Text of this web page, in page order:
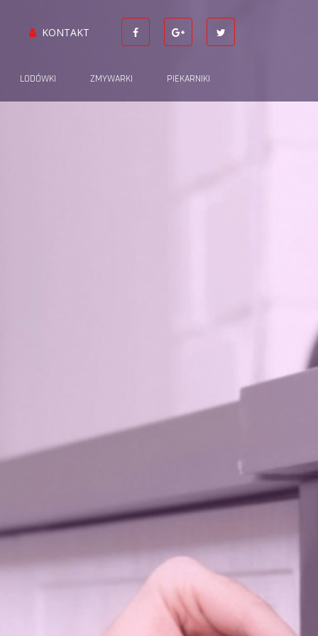
KONTAKT
LODÓWKI ZMYWARKI PIEKARNIKI